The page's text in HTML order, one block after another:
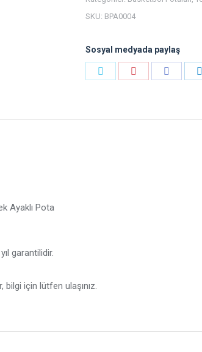
SKU: BPA0004
Sosyal medyada paylaş
Ayaklı Pota
garantilidir.
bilgi için lütfen ulaşınız.